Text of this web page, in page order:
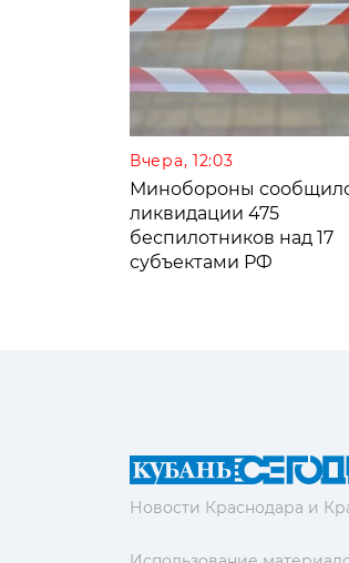
Вчера, 12:03
Минобороны
ликвидации 475
беспилотников над 17
субъектами РФ
Новости Краснодара и